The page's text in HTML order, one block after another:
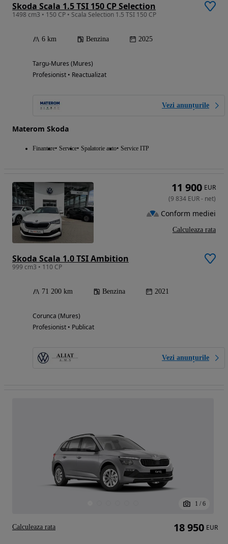
Skoda Scala 1.5 TSI 150 CP Selection
1498 cm3 • 150 CP • Scala Selection 1.5 TSI 150 CP
6 km Benzina 2025
Targu-Mures (Mures)
Profesionist • Reactualizat
Vezi anunțurile
Materom Skoda
Finantare Service Spalatorie auto Service ITP
Skoda Scala 1.0 TSI Ambition
999 cm3 • 110 CP
71 200 km Benzina 2021
Corunca (Mures)
Profesionist • Publicat
Vezi anunțurile
11 900 EUR
(9 834 EUR- net)
Conform mediei
Calculeaza rata
1 / 6
18 950 EUR
Calculeaza rata